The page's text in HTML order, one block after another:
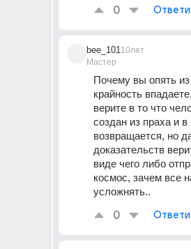
0
bee_101
Мастер
10лет
Почему вы опять из
крайность
верите в то что
создан из праха и в
возвращается, но
доказательств
виде чего либо
космос, зачем все
усложнять..
0